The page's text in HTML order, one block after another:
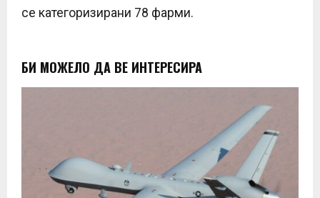
се категоризирани 78 фарми.
БИ МОЖЕЛО ДА ВЕ ИНТЕРЕСИРА